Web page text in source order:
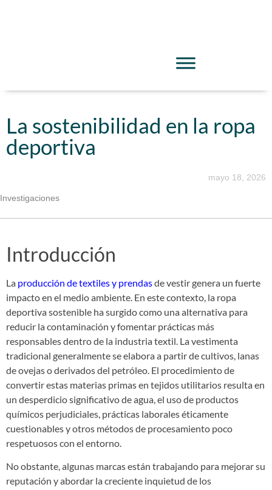
La sostenibilidad en la ropa
deportiva
mayo 18, 2026
Investigaciones
Introducción
La producción de textiles y prendasde vestir genera un fuerte
impacto en el medio ambiente. En este contexto, la ropa
deportiva sostenible ha surgido como una alternativa para
reducir la contaminación y fomentar prácticas más
responsables dentro de la industria textil. La vestimenta
tradicional generalmente se elabora a partir de cultivos, lanas
de ovejas o derivados del petróleo. El procedimiento de
convertir estas materias primas en tejidos utilitarios resulta en
un desperdicio significativo de agua, el uso de productos
químicos perjudiciales, prácticas laborales éticamente
cuestionables y otros métodos de procesamiento poco
respetuosos con el entorno.
No obstante, algunas marcas están trabajando para mejorar su
reputación y abordar la creciente inquietud de los